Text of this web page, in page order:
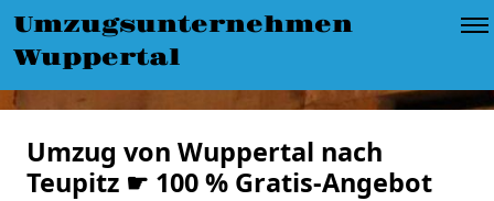
Umzugsunternehmen
Wuppertal
Umzug von Wuppertal nach
Teupitz ☛ 100 % Gratis-Angebot